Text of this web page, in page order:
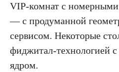
VIP-комнат с
— с продуманной
сервисом. Некоторые
фиджитал-технологией
ядром.